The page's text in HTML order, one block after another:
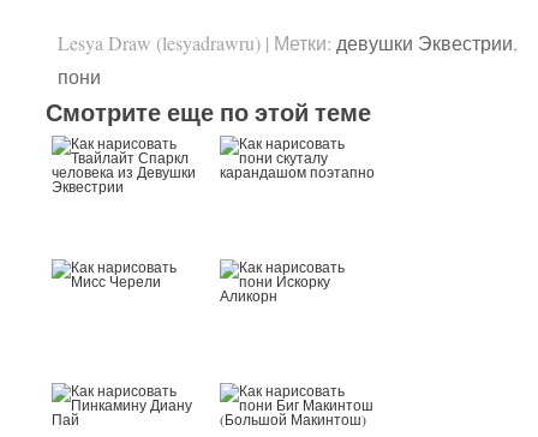
Lesya Draw (lesyadrawru) | Метки: девушки Эквестрии,
пони
Смотрите еще по этой теме